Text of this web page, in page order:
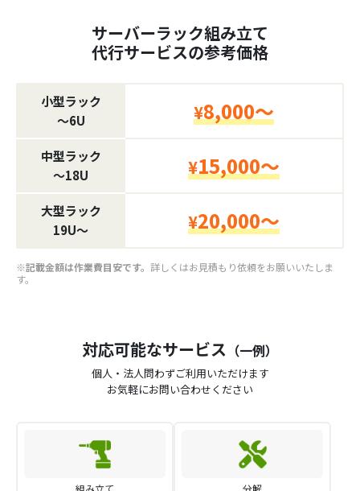
サーバーラック組み立て
代行サービスの参考価格
小型ラック
〜6U
¥8,000～
中型ラック
〜18U
¥15,000～
大型ラック
19U〜
¥20,000～
※記載金額は作業費目安です。 詳しくはお見積もり依頼をお願いいたしま
す。
対応可能なサービス （一例）
個人・法人問わずご利用いただけます
お気軽にお問い合わせください